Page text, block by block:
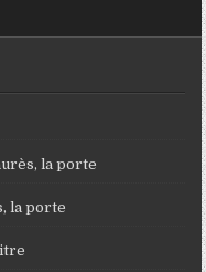
la porte
la porte